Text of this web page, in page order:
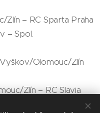
Zlín – RC Sparta Praha
– Spol.
Olomouc/Zlín
Zlín – RC Slavia